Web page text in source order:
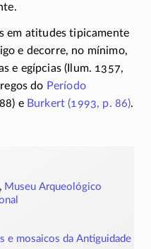
em atitudes tipicamente
e decorre, no mínimo,
e egípcias (Ilum. 1357,
do Período
e Burkert (1993, p. 86).
Museu Arqueológico
e mosaicos da Antiguidade